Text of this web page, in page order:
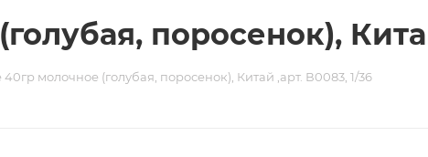
поросенок),
молочное (голубая, поросенок), Китай ,арт. В0083, 1/36